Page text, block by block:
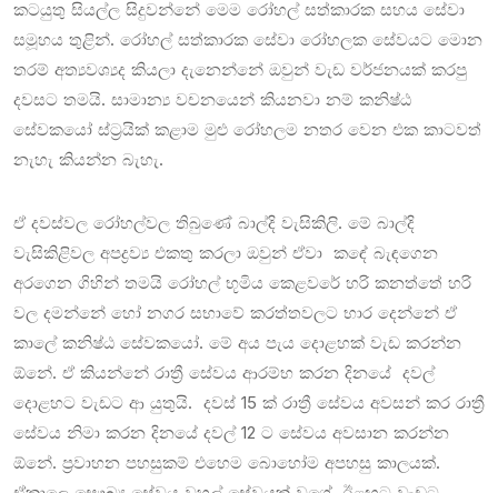
කටයුතු සියල්ල සිදුවන්නේ මෙම රෝහල් සත්කාරක සහය සේවා
සමූහය තුළින්. රෝහල් සත්කාරක සේවා රෝහලක සේවයට මොන
තරම් අත්‍යවශ්‍යද කියලා දැනෙන්නේ ඔවුන් වැඩ වර්ජනයක් කරපු
දවසට තමයි. සාමාන්‍ය වචනයෙන් කියනවා නම් කනිෂ්ඨ
සේවකයෝ ස්ට්‍රයික් කළාම මුළු රෝහලම නතර වෙන එක කාටවත්
නැහැ කියන්න බැහැ.
ඒ දවස්වල රෝහල්වල තිබුණේ බාල්දි වැසිකිලි. මේ බාල්දි
වැසිකිළිවල අපද්‍රව්‍ය එකතු කරලා ඔවුන් ඒවා කඳේ බැඳගෙන
අරගෙන ගිහින් තමයි රෝහල් භූමිය කෙළවරේ හරි කනත්තේ හරි
වල දමන්නේ හෝ නගර සභාවේ කරත්තවලට භාර දෙන්නේ ඒ
කාලේ කනිෂ්ඨ සේවකයෝ. මේ අය පැය දොළහක් වැඩ කරන්න
ඕනේ. ඒ කියන්නේ රාත්‍රී සේවය ආරම්භ කරන දිනයේ දවල්
දොළහට වැඩට ආ යුතුයි. දවස් 15 ක් රාත්‍රී සේවය අවසන් කර රාත්‍රී
සේවය නිමා කරන දිනයේ දවල් 12 ට සේවය අවසාන කරන්න
ඕනේ. ප්‍රවාහන පහසුකම් එහෙම බොහෝම අපහසු කාලයක්.